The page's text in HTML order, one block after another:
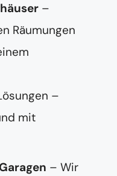
–
Räumungen
–
mit
– Wir